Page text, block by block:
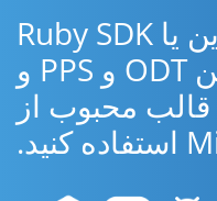
از برنامه رایگان آنلاین یا Ruby SDK
برای تبدیل بین ODT و PPS و
محبوب از